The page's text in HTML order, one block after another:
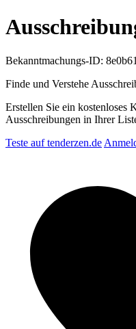
Bekanntmachungs-ID:
Finde und Verstehe
Erstellen Sie ein kostenloses
Ausschreibungen in Ihrer
Teste auf tenderzen.de